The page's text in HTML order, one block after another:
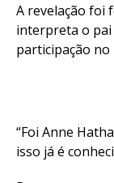
A revelação foi
interpreta o
participação no
“Foi Anne
isso já é